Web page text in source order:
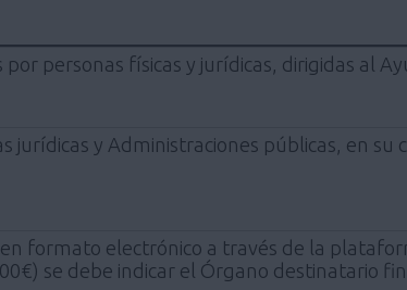
personas físicas y jurídicas, dirigidas al
jurídicas y Administraciones públicas, en
formato electrónico a través de la
se debe indicar el Órgano destinatario